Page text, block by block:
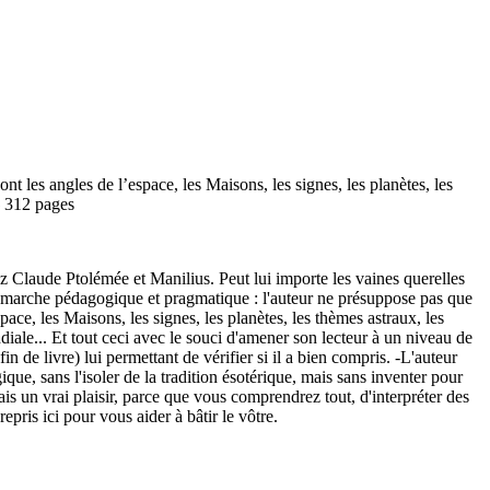
les angles de l’espace, les Maisons, les signes, les planètes, les
pages
Claude Ptolémée et Manilius. Peut lui importe les vaines querelles
pédagogique et pragmatique : l'auteur ne présuppose pas que
les Maisons, les signes, les planètes, les thèmes astraux, les
Et tout ceci avec le souci d'amener son lecteur à un niveau de
de livre) lui permettant de vérifier si il a bien compris. -L'auteur
sans l'isoler de la tradition ésotérique, mais sans inventer pour
un vrai plaisir, parce que vous comprendrez tout, d'interpréter des
ici pour vous aider à bâtir le vôtre.